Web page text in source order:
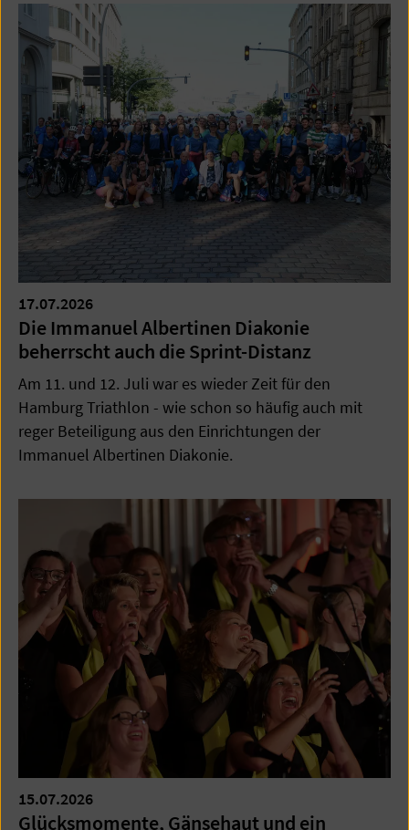
17.07.2026
Die Immanuel Albertinen Diakonie
beherrscht auch die Sprint-Distanz
Am 11. und 12. Juli war es wieder Zeit für den
Hamburg Triathlon - wie schon so häufig auch mit
reger Beteiligung aus den Einrichtungen der
Immanuel Albertinen Diakonie.
15.07.2026
Glücksmomente, Gänsehaut und ein